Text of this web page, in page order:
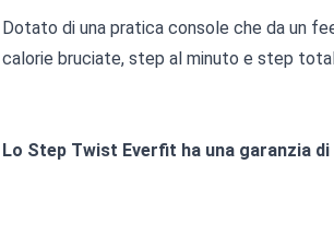
Dotato di una pratica console che da un
calorie bruciate, step al minuto e step
Lo Step Twist Everfit ha una garanzia